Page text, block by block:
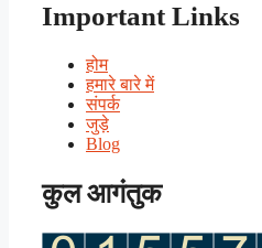
Important Links
होम
हमारे बारे में
संपर्क
जुड़े
Blog
कुल आगंतुक